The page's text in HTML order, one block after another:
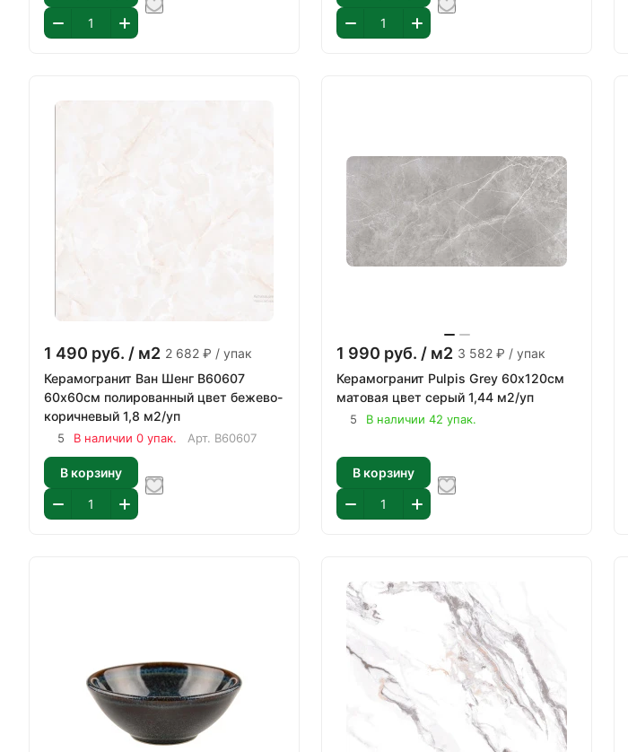
1 490 руб. / м2 2 682 ₽ / упак
Керамогранит Ван Шенг В60607
60х60см полированный цвет бежево-
коричневый 1,8 м2/уп
5 В наличии 0 упак. Арт. В60607
В корзину
1 990 руб. / м2 3 582 ₽ / упак
Керамогранит Pulpis Grey 60х120см
матовая цвет серый 1,44 м2/уп
5 В наличии 42 упак.
В корзину